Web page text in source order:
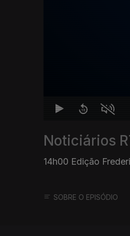
Noticiários
14h00 Edição
SOBRE O EPISÓDIO